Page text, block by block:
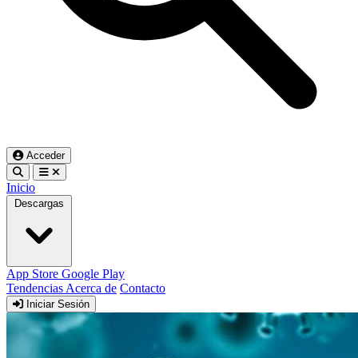
Acceder
Inicio
Descargas
App Store Google Play
Tendencias Acerca de Contacto
Iniciar Sesión